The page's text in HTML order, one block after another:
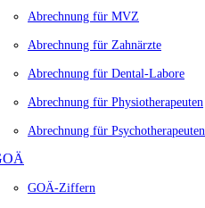
Abrechnung für MVZ
Abrechnung für Zahnärzte
Abrechnung für Dental-Labore
Abrechnung für Physiotherapeuten
Abrechnung für Psychotherapeuten
GOÄ-Ziffern
für Ärzte